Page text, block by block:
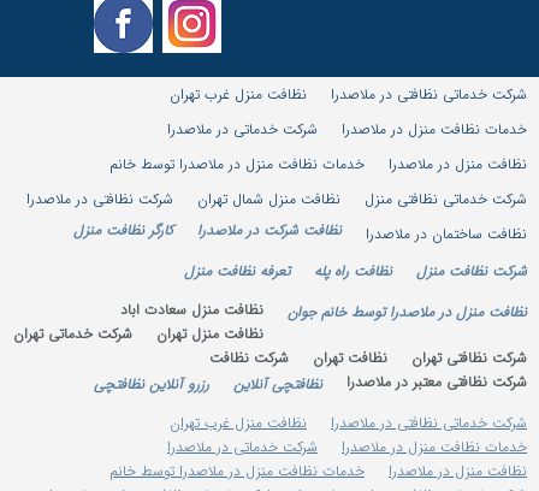
شرکت خدماتی نظافتی در ملاصدرا
نظافت منزل غرب تهران
خدمات نظافت منزل در ملاصدرا
شرکت خدماتی در ملاصدرا
نظافت منزل در ملاصدرا
خدمات نظافت منزل در ملاصدرا توسط خانم
شرکت خدماتی نظافتی منزل
نظافت منزل شمال تهران
شرکت نظافتی در ملاصدرا
نظافت ساختمان در ملاصدرا
نظافت شرکت در ملاصدرا
کارگر نظافت منزل
شرکت نظافت منزل
نظافت راه پله
تعرفه نظافت منزل
نظافت منزل در ملاصدرا توسط خانم جوان
نظافت منزل سعادت اباد
نظافت منزل تهران
شرکت خدماتی تهران
شرکت نظافتی تهران
نظافت تهران
شرکت نظافت
شرکت نظافتی معتبر در ملاصدرا
نظافتچی آنلاین
رزرو آنلاین نظافتچی
شرکت خدماتی نظافتی در ملاصدرا
نظافت منزل غرب تهران
خدمات نظافت منزل در ملاصدرا
شرکت خدماتی در ملاصدرا
نظافت منزل در ملاصدرا
خدمات نظافت منزل در ملاصدرا توسط خانم